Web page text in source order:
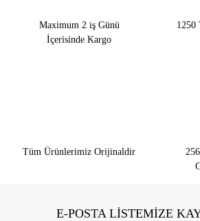
Maximum 2 iş Günü
İçerisinde Kargo
1250
Tüm Ürünlerimiz Orijinaldir
E-POSTA LİSTEMİZE